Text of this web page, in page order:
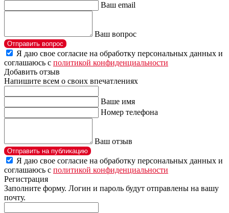
Ваш email
Ваш вопрос
Отправить вопрос
Я даю свое согласие на обработку персональных данных и
соглашаюсь с политикой конфиденциальности
Добавить отзыв
Напишите всем о своих впечатлениях
Ваше имя
Номер телефона
Ваш отзыв
Отправить на публикацию
Я даю свое согласие на обработку персональных данных и
соглашаюсь с политикой конфиденциальности
Регистрация
Заполните форму. Логин и пароль будут отправлены на вашу
почту.